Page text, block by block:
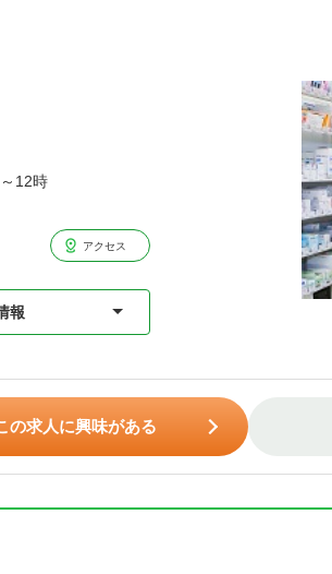
12時
アクセス
報
の求人に興味がある